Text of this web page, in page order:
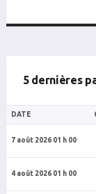
5 dernières
DATE
7 août 2026 01 h 00
4 août 2026 01 h 00